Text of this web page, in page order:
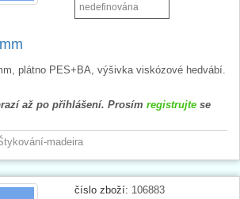
nedefinována
plátno PES+BA, výšivka viskózové hedvábí.
až po přihlášení. Prosím registrujte se
madeira
číslo zboží: 106883